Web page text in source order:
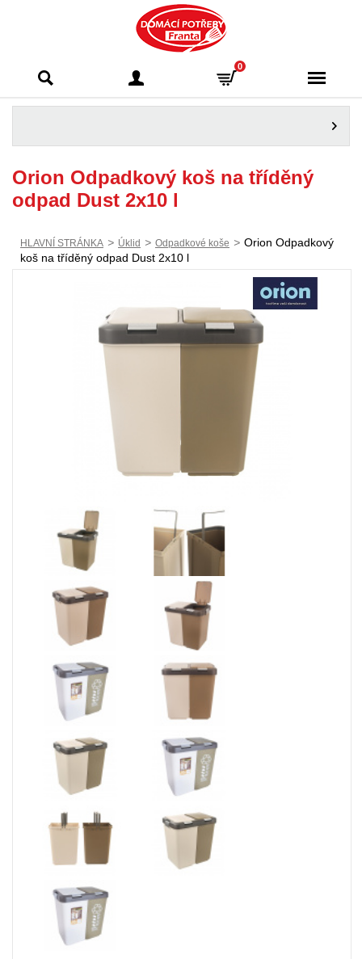
Franta - Příbram
0
Orion Odpadkový koš na tříděný
odpad Dust 2x10 l
HLAVNÍ STRÁNKA > Úklid > Odpadkové koše > Orion Odpadkový
koš na tříděný odpad Dust 2x10 l